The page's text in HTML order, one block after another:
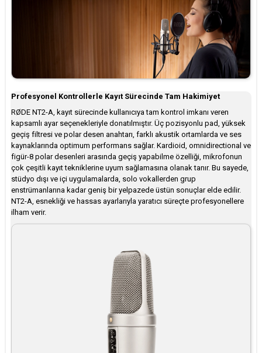
Profesyonel Kontrollerle Kayıt Sürecinde Tam Hakimiyet
RØDE NT2-A, kayıt sürecinde kullanıcıya tam kontrol imkanı veren
kapsamlı ayar seçenekleriyle donatılmıştır. Üç pozisyonlu pad, yüksek
geçiş filtresi ve polar desen anahtarı, farklı akustik ortamlarda ve ses
kaynaklarında optimum performans sağlar. Kardioid, omnidirectional ve
figür-8 polar desenleri arasında geçiş yapabilme özelliği, mikrofonun
çok çeşitli kayıt tekniklerine uyum sağlamasına olanak tanır. Bu sayede,
stüdyo dışı ve içi uygulamalarda, solo vokallerden grup
enstrümanlarına kadar geniş bir yelpazede üstün sonuçlar elde edilir.
NT2-A, esnekliği ve hassas ayarlarıyla yaratıcı süreçte profesyonellere
ilham verir.